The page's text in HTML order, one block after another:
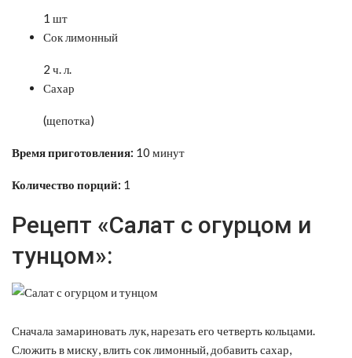
1 шт
Сок лимонный
2 ч. л.
Сахар
(щепотка)
Время приготовления: 10 минут
Количество порций: 1
Рецепт «Салат с огурцом и
тунцом»:
Сначала замариновать лук, нарезать его четверть кольцами.
Сложить в миску, влить сок лимонный, добавить сахар,